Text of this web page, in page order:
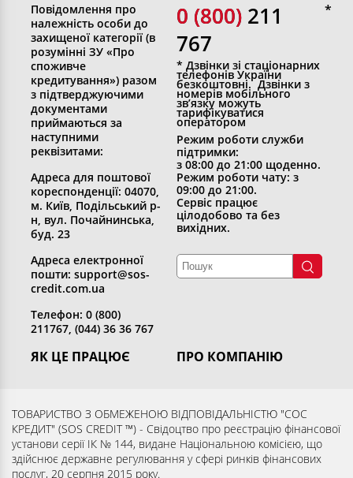
ЯК ЦЕ ПРАЦЮЄ
Повернути кредит
Запитання та відповіді
Партнерам
ПРО КОМПАНІЮ
Розкриття інформації
Контакти
Згода суб’єкта на обробку
Повідомлення про
належність особи до
захищеної категорії (в
розумінні ЗУ «Про
споживче
кредитування») разом
з підтверджуючими
документами
приймаються за
наступними
реквізитами:
Адреса для поштової
кореспонденції: 04070,
м. Київ, Подільський р-
н, вул. Почайнинська,
буд. 23
Адреса електронної
пошти: support@sos-
credit.com.ua
Телефон: 0 (800)
211767, (044) 36 36 767
0 (800)
0 (800) 211
767
* Дзвінки зі стаціонарних
телефонів України
безкоштовні. Дзвінки з
номерів мобільного
зв’язку можуть
тарифікуватися
оператором
Режим роботи служби
підтримки:
з 08:00 до 21:00 щоденно.
Режим роботи чату: з
09:00 до 21:00.
Сервіс працює
цілодобово та без
вихідних.
ТОВАРИСТВО З ОБМЕЖЕНОЮ ВІДПОВІДАЛЬНІСТЮ "СОС
КРЕДИТ" (SOS CREDIT ™) - Свідоцтво про реєстрацію фінансової
установи серії ІК № 144, видане Національною комісією, що
здійснює державне регулювання у сфері ринків фінансових
послуг, 20 серпня 2015 року.